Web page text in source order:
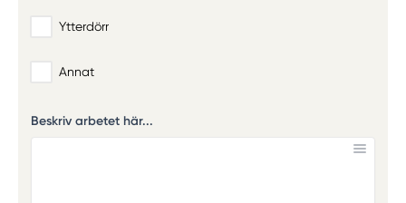
Ytterdörr
Annat
Beskriv arbetet här...